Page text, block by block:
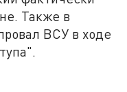
Также в
ВСУ в ходе